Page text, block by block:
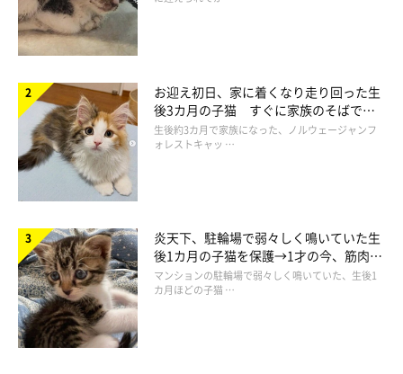
お迎え初日、家に着くなり走り回った生
後3カ月の子猫 すぐに家族のそばで落
ち着く姿に「迎えてよかった」
生後約3カ月で家族になった、ノルウェージャンフ
ォレストキャッ …
炎天下、駐輪場で弱々しく鳴いていた生
後1カ月の子猫を保護→1才の今、筋肉質
でツンデレなコに成長
マンションの駐輪場で弱々しく鳴いていた、生後1
カ月ほどの子猫 …